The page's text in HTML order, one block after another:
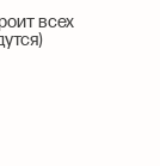
всех